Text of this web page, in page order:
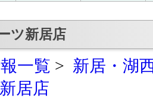
ツ新居店
一覧 > 新居・湖
居店